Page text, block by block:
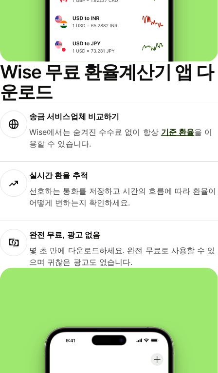
Wise 무료 환율계산기 앱 다
운로드
송금 서비스업체 비교하기
Wise에서는 숨겨진 수수료 없이 항상 기준 환율을 이
용할 수 있습니다.
실시간 환율 추적
선호하는 통화를 저장하고 시간의 흐름에 따라 환율이
어떻게 변하는지 확인하세요.
완전 무료, 광고 없음
몇 초 만에 다운로드하세요. 완전 무료로 사용할 수 있
으며 귀찮은 광고도 없습니다.